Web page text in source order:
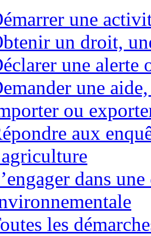
une
un droit,
une alerte
une
ou
aux
dans
les